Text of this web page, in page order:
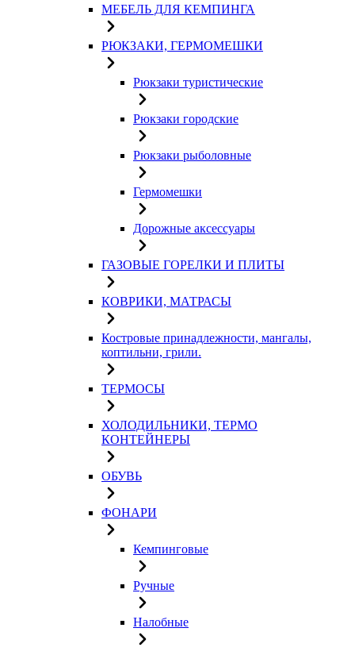
МЕБЕЛЬ ДЛЯ КЕМПИНГА
РЮКЗАКИ, ГЕРМОМЕШКИ
Рюкзаки туристические
Рюкзаки городские
Рюкзаки рыболовные
Гермомешки
Дорожные аксессуары
ГАЗОВЫЕ ГОРЕЛКИ И ПЛИТЫ
КОВРИКИ, МАТРАСЫ
Костровые принадлежности, мангалы,
коптильни, грили.
ТЕРМОСЫ
ХОЛОДИЛЬНИКИ, ТЕРМО
КОНТЕЙНЕРЫ
ОБУВЬ
ФОНАРИ
Кемпинговые
Ручные
Налобные